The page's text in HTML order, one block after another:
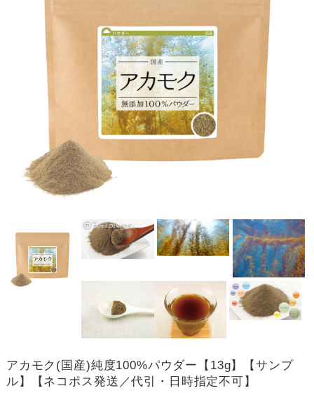
アカモク(国産)純度100%パウダー【13g】【サンプ
ル】【ネコポス発送／代引・日時指定不可】